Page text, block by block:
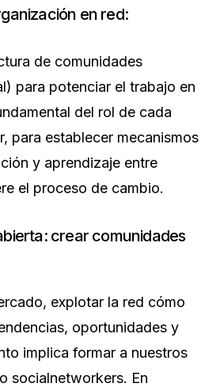
en red:
de comunidades
para potenciar el trabajo en
del rol de cada
para establecer mecanismos
y aprendizaje entre
el proceso de cambio.
crear comunidades
explotar la red cómo
oportunidades y
implica formar a nuestros
socialnetworkers. En